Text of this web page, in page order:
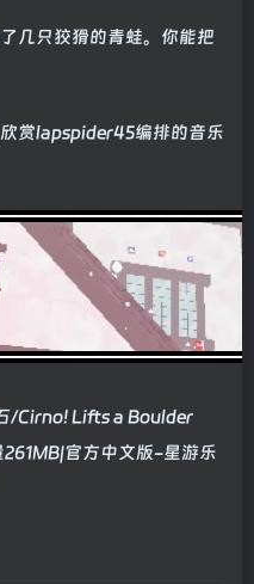
几只狡猾的青蛙。你能把
赏lapspider45编排的音乐